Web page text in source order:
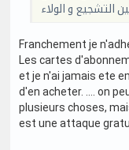
التشجيع و الولاء
Franchement je
Les cartes
et je n'ai jamais ete
d'en acheter. .... on
plusieurs choses,
est une attaque